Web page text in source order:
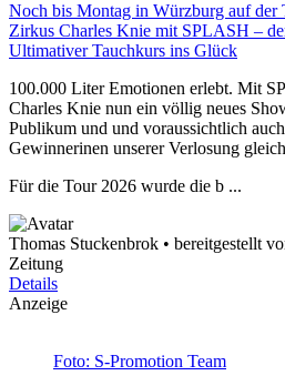
Noch bis Montag in Würzburg auf der
Zirkus Charles Knie mit SPLASH –
Ultimativer Tauchkurs ins Glück
100.000 Liter Emotionen erlebt. Mit
Charles Knie nun ein völlig neues
Publikum und und voraussichtlich
Gewinnerinen unserer Verlosung
Für die Tour 2026 wurde die b ...
Thomas Stuckenbrok • bereitgestellt
Zeitung
Details
Anzeige
Foto: S-Promotion Team